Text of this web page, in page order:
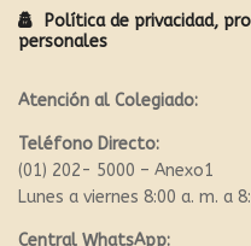
Política de privacidad,
personales
Atención al Colegiado:
Teléfono Directo:
(01) 202- 5000 – Anexo1
Lunes a viernes 8:00 a. m. a
Central WhatsApp: